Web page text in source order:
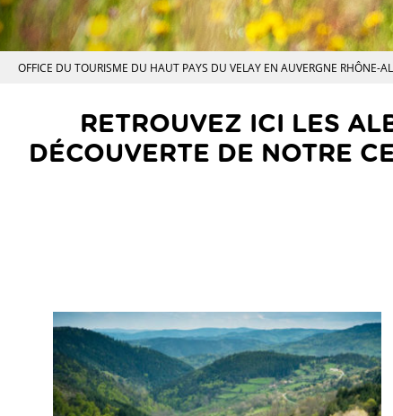
OFFICE DU TOURISME DU HAUT PAYS DU VELAY EN AUVERGNE RHÔNE-
RETROUVEZ ICI LES
DÉCOUVERTE DE NOTRE